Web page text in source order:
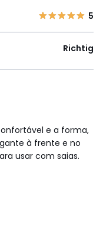
5
Richtig
e a forma,
à frente e no
usar com saias.